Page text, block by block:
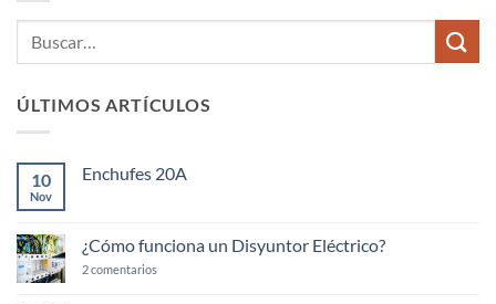
ÚLTIMOS ARTÍCULOS
10
Nov
Enchufes 20A
en
Enchufes
20A
¿Cómo funciona un Disyuntor Eléctrico?
2 comentarios